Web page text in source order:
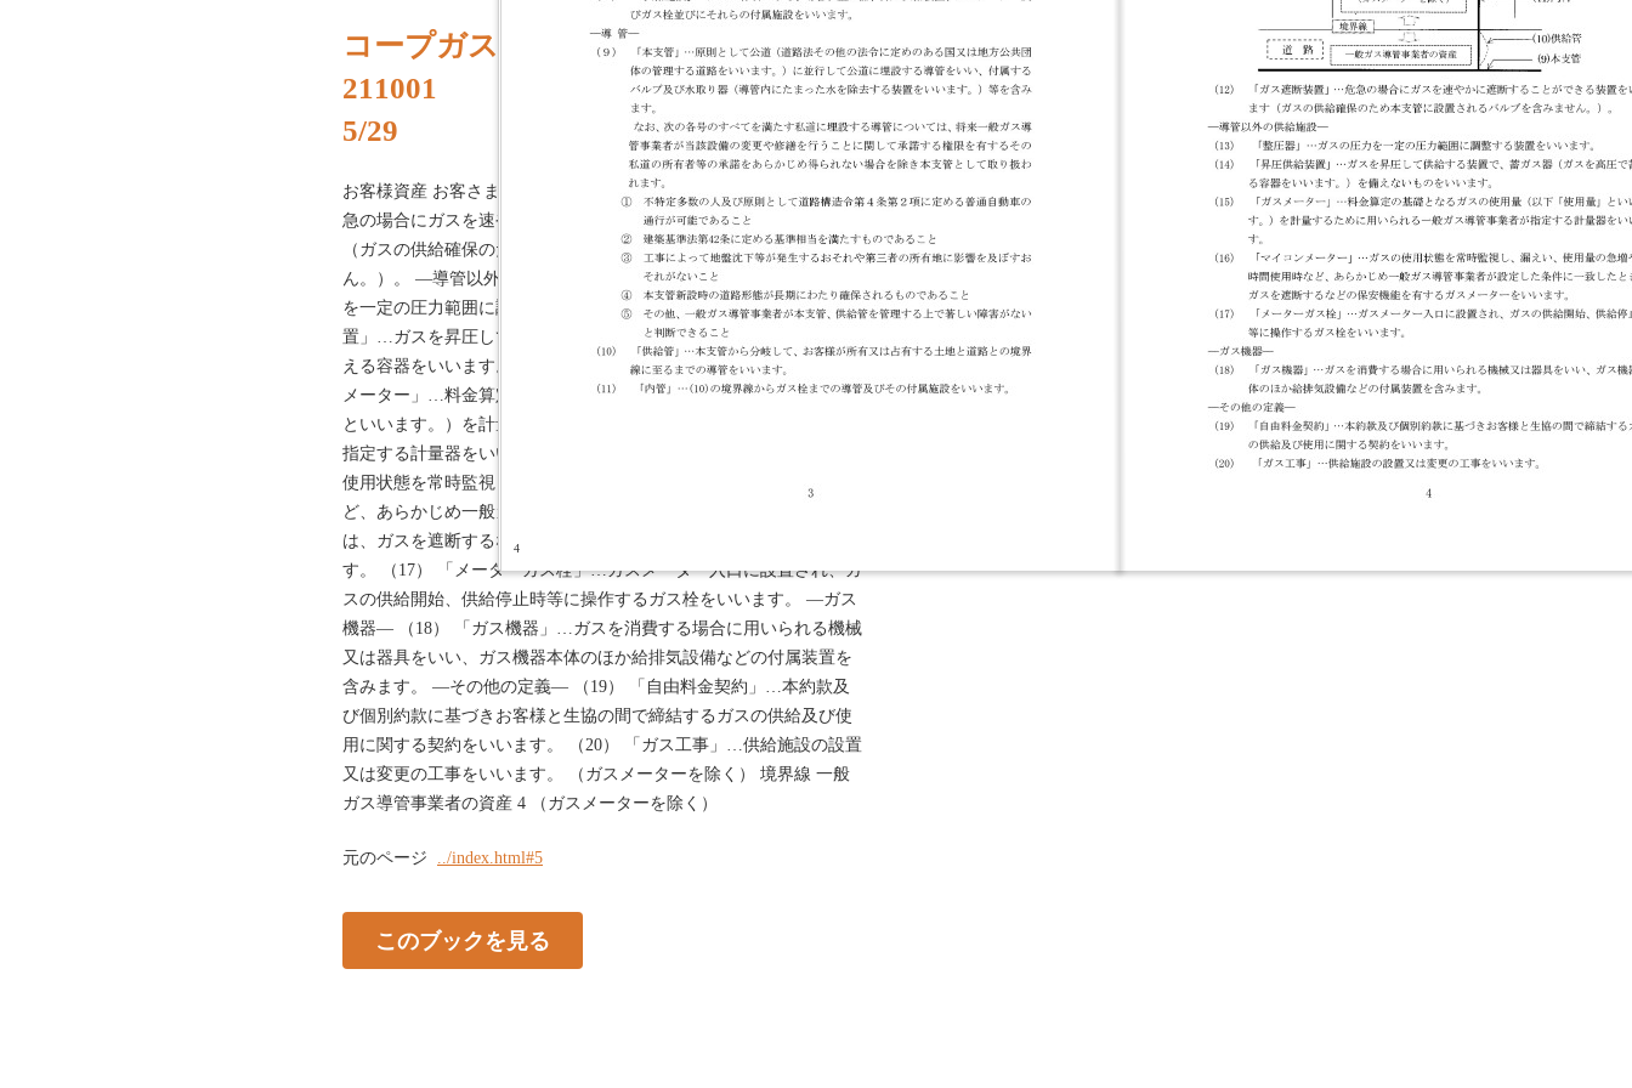
4
コープガス 取次供給基本約款
211001
5/29
お客様資産 お客さま資産 代表的な例 （12） 「ガス遮断装置」…危
急の場合にガスを速やかに遮断することができる装置をいいます
（ガスの供給確保のため本支管に設置されるバルブを含みませ
ん。）。 ―導管以外の供給施設― （13） 「整圧器」…ガスの圧力
を一定の圧力範囲に調整する装置をいいます。 （14） 「昇圧供給装
置」…ガスを昇圧して供給する装置で、蓄ガス器（ガスを高圧で蓄
える容器をいいます。）を備えないものをいいます。 （15） 「ガス
メーター」…料金算定の基礎となるガスの使用量（以下「使用量」
といいます。）を計量するために用いられる一般ガス導管事業者が
指定する計量器をいいます。 （16） 「マイコンメーター」…ガスの
使用状態を常時監視し、漏えい、使用量の急増や長時間使用時な
ど、あらかじめ一般ガス導管事業者が設定した条件に一致したとき
は、ガスを遮断するなどの保安機能を有するガスメーターをいいま
す。 （17） 「メーターガス栓」…ガスメーター入口に設置され、ガ
スの供給開始、供給停止時等に操作するガス栓をいいます。 ―ガス
機器― （18） 「ガス機器」…ガスを消費する場合に用いられる機械
又は器具をいい、ガス機器本体のほか給排気設備などの付属装置を
含みます。 ―その他の定義― （19） 「自由料金契約」…本約款及
び個別約款に基づきお客様と生協の間で締結するガスの供給及び使
用に関する契約をいいます。 （20） 「ガス工事」…供給施設の設置
又は変更の工事をいいます。 （ガスメーターを除く） 境界線 一般
ガス導管事業者の資産 4 （ガスメーターを除く）
元のページ ../index.html#5
このブックを見る